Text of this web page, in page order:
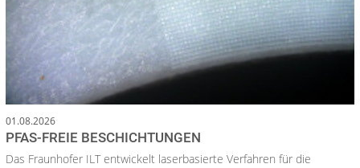
01.08.2026
PFAS-FREIE BESCHICHTUNGEN
Das Fraunhofer ILT entwickelt laserbasierte Verfahren für die